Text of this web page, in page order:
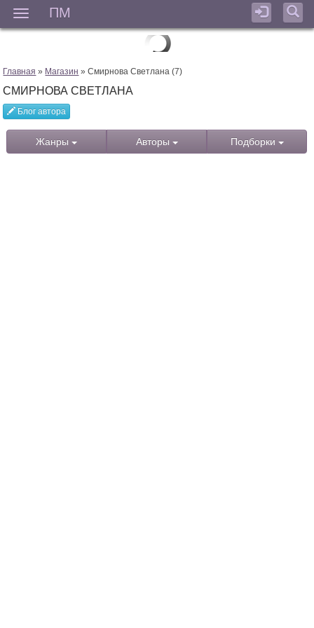
ПМ
Главная » Магазин » Смирнова Светлана (7)
СМИРНОВА СВЕТЛАНА
Блог автора
Жанры Авторы Подборки